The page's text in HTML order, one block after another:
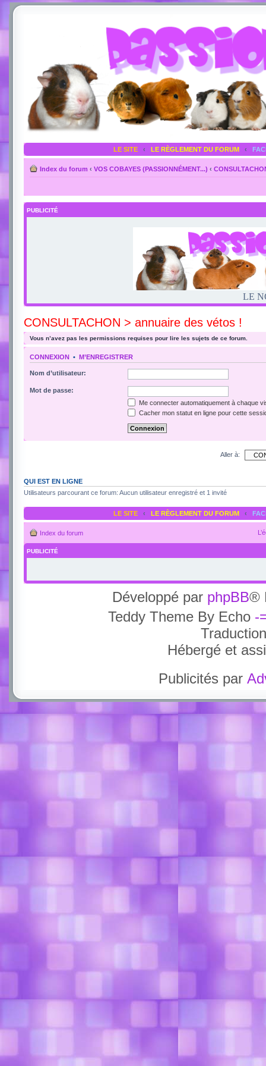
LE SITE ‹ LE RÈGLEMENT DU FORUM ‹
Index du forum ‹ VOS COBAYES (PASSIONNÉMENT...) ‹
PUBLICITÉ
LE
CONSULTACHON > annuaire des vétos !
Vous n’avez pas les permissions requises pour lire les sujets de ce forum.
CONNEXION • M’ENREGISTRER
Nom d’utilisateur:
Mot de passe:
Me connecter automatiquement à chaque
Cacher mon statut en ligne pour cette
Aller à:
QUI EST EN LIGNE
Utilisateurs parcourant ce forum: Aucun utilisateur enregistré et 1 invité
LE SITE ‹ LE RÈGLEMENT DU FORUM ‹
Index du forum
PUBLICITÉ
Développé par phpBB®
Teddy Theme By Echo -
Hébergé et
Publicités par